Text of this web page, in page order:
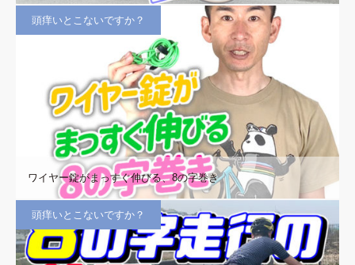
頭痒いとこないですか？
ワイヤー錠がまっすぐ伸びる、8の字巻き
頭痒いとこないですか？